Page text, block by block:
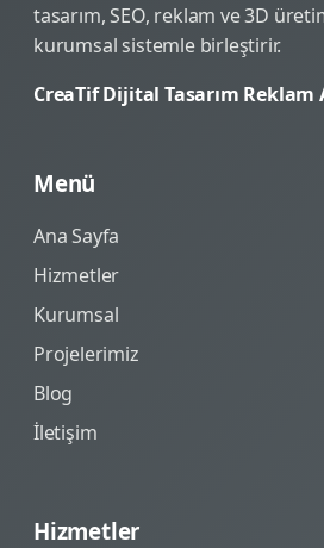
tasarım, SEO, reklam ve 3D
kurumsal sistemle birleştirir.
CreaTif Dijital Tasarım Reklam
Menü
Ana Sayfa
Hizmetler
Kurumsal
Projelerimiz
Blog
İletişim
Hizmetler